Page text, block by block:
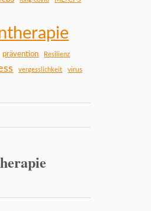
prävention Resilienz
vergesslichkeit virus